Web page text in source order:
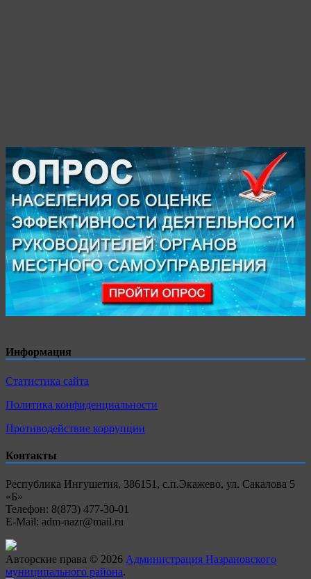
Информация
Статистика сайта
Политика конфиденциальности
Противодействие коррупции
Контакты
Республика Ингушетия, 386151, с.п.Экажево, ул. Сакалова 5
«Б»
Телефон: 8(873) 477-30-01
E-Mail: adm-nazr@mail.ru
Авторские права © 2026 Администрация Назрановского
муниципального района.